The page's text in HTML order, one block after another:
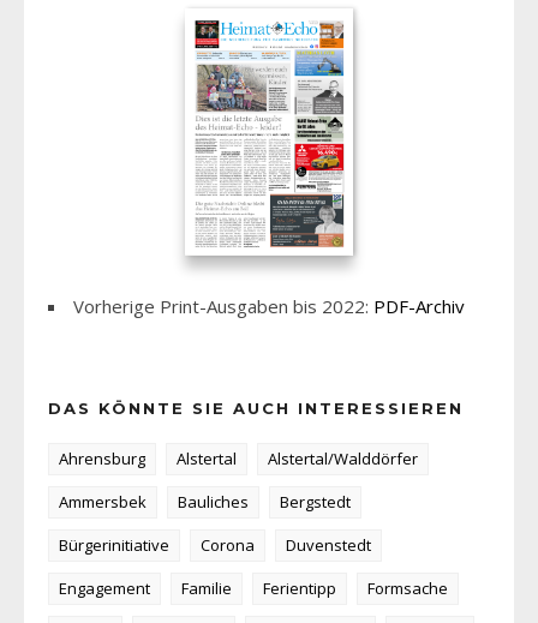
Vorherige Print-Ausgaben bis 2022: PDF-Archiv
DAS KÖNNTE SIE AUCH INTERESSIEREN
Ahrensburg Alstertal
Alstertal/Walddörfer
Ammersbek
Bauliches
Bergstedt
Bürgerinitiative
Corona
Duvenstedt
Engagement
Familie Ferientipp
Formsache